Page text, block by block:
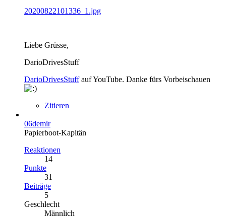
20200822101336_1.jpg
Liebe Grüsse,
DarioDrivesStuff
DarioDrivesStuffauf YouTube. Danke fürs Vorbeischauen
Zitieren
06demir
Papierboot-Kapitän
Reaktionen
14
Punkte
31
Beiträge
5
Geschlecht
Männlich